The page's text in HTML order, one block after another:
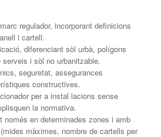
regulador, incorporant definicions
i cartell.
diferenciant sòl urbà, polígons
i sòl no urbanitzable.
seguretat, assegurances
constructives.
per a instal·lacions sense
la normativa.
només en determinades zones i amb
màximes, nombre de cartells per